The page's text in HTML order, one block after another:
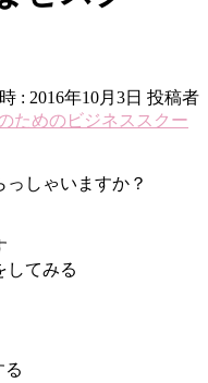
: 2016年10月3日 投稿者
ためのビジネススクー
しゃいますか？
してみる
る